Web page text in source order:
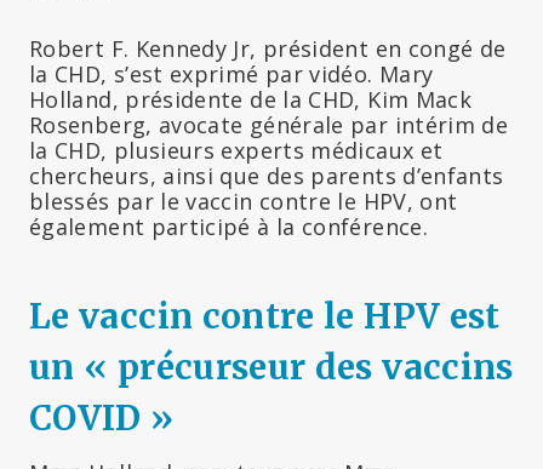
Robert F. Kennedy Jr, président en congé de
la CHD, s’est exprimé par vidéo. Mary
Holland, présidente de la CHD, Kim Mack
Rosenberg, avocate générale par intérim de
la CHD, plusieurs experts médicaux et
chercheurs, ainsi que des parents d’enfants
blessés par le vaccin contre le HPV, ont
également participé à la conférence.
Le vaccin contre le HPV est
un « précurseur des vaccins
COVID »